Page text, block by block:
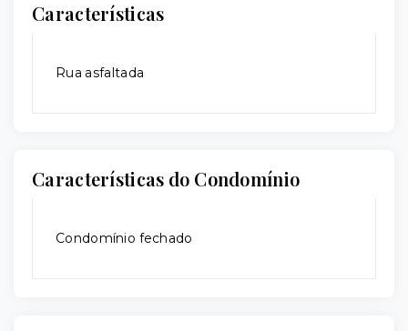
Características
Rua asfaltada
Características do Condomínio
Condomínio fechado